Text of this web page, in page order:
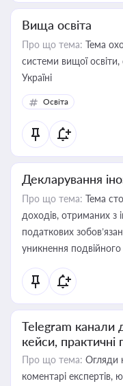
Вища освіта
Про що тема: Тема
системи вищої освіти,
Україні
Освіта
Декларування
Про що тема: Тема
доходів, отриманих з
податкових
уникнення
Telegram канали
кейси, практичні
Про що тема: Огляди
коментарі експертів,